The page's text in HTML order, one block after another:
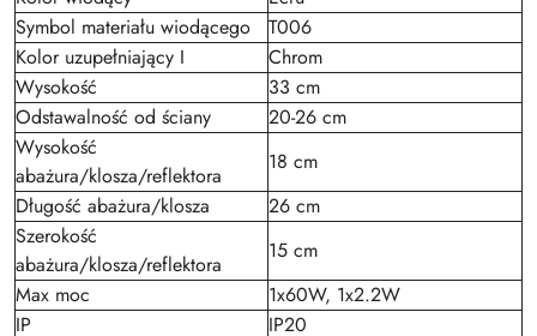
Symbol materiału wiodącego
T006
Kolor uzupełniający I
Chrom
Wysokość
33 cm
Odstawalność od ściany
20-26 cm
Wysokość
abażura/klosza/reflektora
18 cm
Długość abażura/klosza
26 cm
Szerokość
abażura/klosza/reflektora
15 cm
Max moc
1x60W, 1x2.2W
IP
IP20